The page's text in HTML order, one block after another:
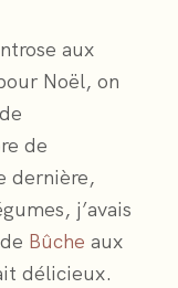
aux
Noël, on
de
dernière,
j’avais
Bûche aux
délicieux.